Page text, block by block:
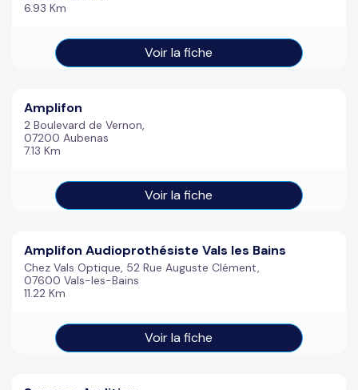
6.93 Km
Voir la fiche
Amplifon
2 Boulevard de Vernon,
07200 Aubenas
7.13 Km
Voir la fiche
Amplifon Audioprothésiste Vals les Bains
Chez Vals Optique, 52 Rue Auguste Clément,
07600 Vals-les-Bains
11.22 Km
Voir la fiche